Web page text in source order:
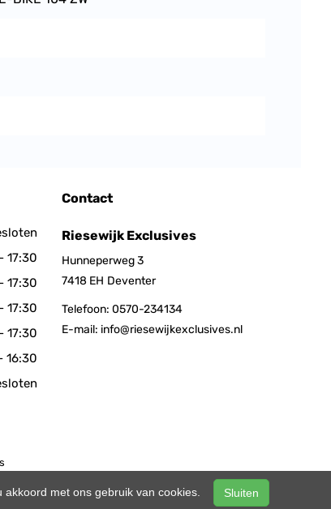
17:30
17:30
17:30
17:30
16:30
Contact
Riesewijk Exclusives
Hunneperweg 3
7418 EH Deventer
Telefoon: 0570-234134
E-mail: info@riesewijkexclusives.nl
akkoord met ons gebruik van cookies. Sluiten